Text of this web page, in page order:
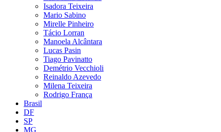
Isadora Teixeira
Mario Sabino
Mirelle Pinheiro
Tácio Lorran
Manoela Alcântara
Lucas Pasin
Tiago Pavinatto
Demétrio Vecchioli
Reinaldo Azevedo
Milena Teixeira
Rodrigo França
Brasil
DF
SP
MG